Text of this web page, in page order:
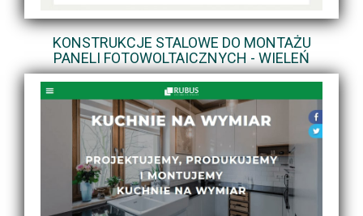
KONSTRUKCJE STALOWE DO MONTAŻU
PANELI FOTOWOLTAICZNYCH - WIELEŃ